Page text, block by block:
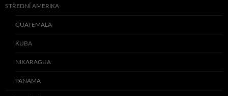
STŘEDNÍ AMERIKA
GUATEMALA
KUBA
NIKARAGUA
PANAMA